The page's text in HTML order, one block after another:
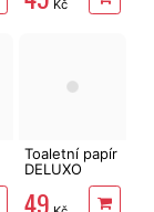
Kč
Toaletní papír
DELUXO
3vrstvý 8 rolí,
132 m
49